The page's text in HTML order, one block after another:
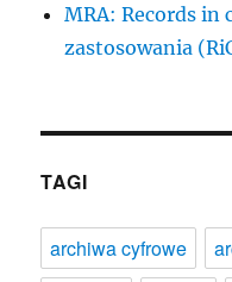
MRA: Records
zastosowania
TAGI
archiwa cyfrowe